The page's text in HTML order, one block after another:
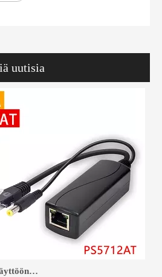
uutisia
jakaa virran vanhoista ei-PoE-